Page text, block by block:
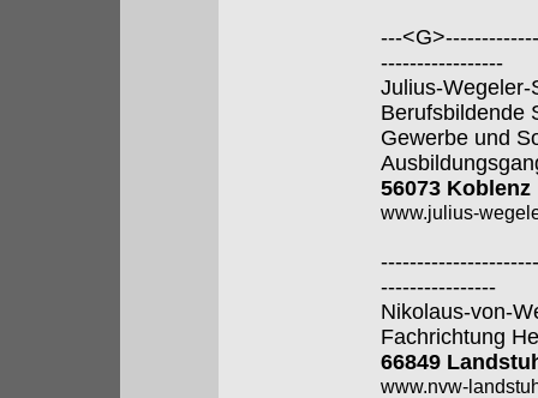
---
-----------------
Julius-Wegeler-
Berufsbildende
Gewerbe und
56073 Koblenz
www.julius-
----------------
Nikolaus-von-
Fachrichtung
66849
www.nvw-